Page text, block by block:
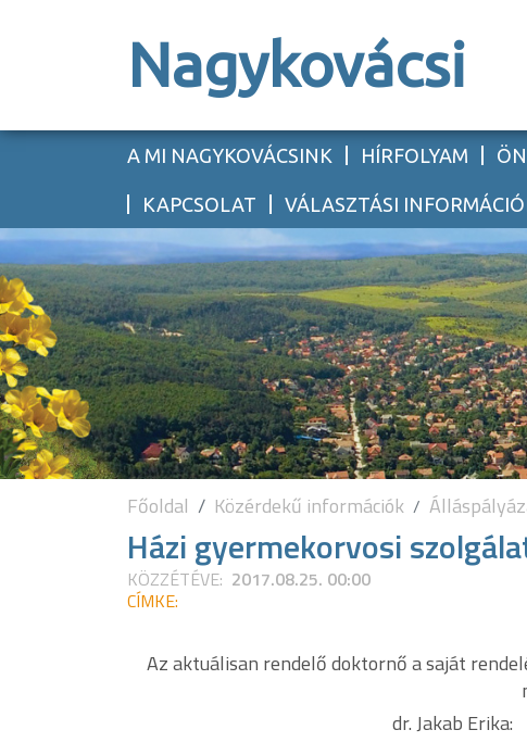
Nagykovácsi
A MI NAGYKOVÁCSINK HÍRFOLYAM
KAPCSOLAT VÁLASZTÁSI
Főoldal Közérdekű információk
Házi gyermekorvosi
KÖZZÉTÉVE: 2017.08.25. 00:00
CÍMKE:
Az aktuálisan rendelő doktornő a saját
dr. Jakab